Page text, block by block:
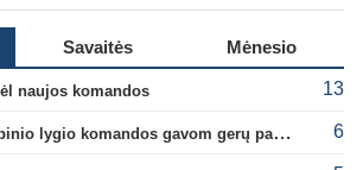
Savaitės Mėnesio
naujos komandos 13
A. Tapinas: „Iš europinio lygio komandos gavom gerų pamokų“ 6